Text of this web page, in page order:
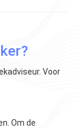
Voor
Om de